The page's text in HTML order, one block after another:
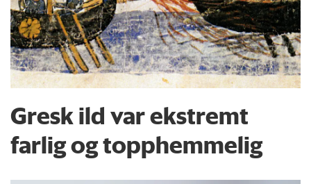
Gresk ild var ekstremt
farlig og topphemmelig